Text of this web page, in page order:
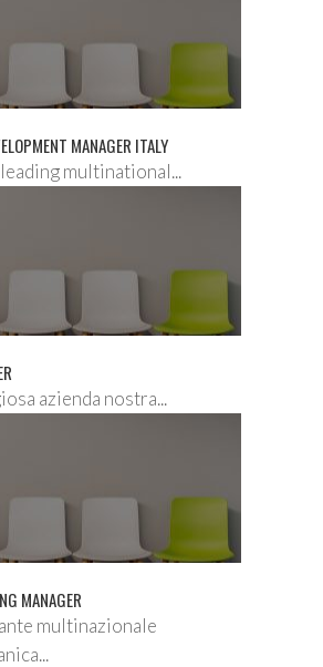
MANAGER ITALY
multinational...
azienda nostra...
MANAGER
multinazionale